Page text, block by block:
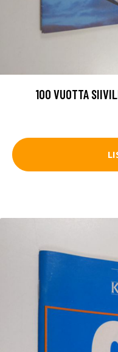
100 VUOTTA